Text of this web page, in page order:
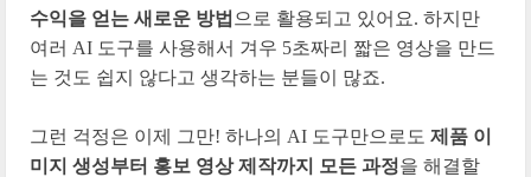
수익을 얻는 새로운 방법 으로 활용되고 있어요. 하지만
여러 AI 도구를 사용해서 겨우 5초짜리 짧은 영상을 만드
는 것도 쉽지 않다고 생각하는 분들이 많죠.
그런 걱정은 이제 그만! 하나의 AI 도구만으로도 제품 이
미지 생성부터 홍보 영상 제작까지 모든 과정을 해결할